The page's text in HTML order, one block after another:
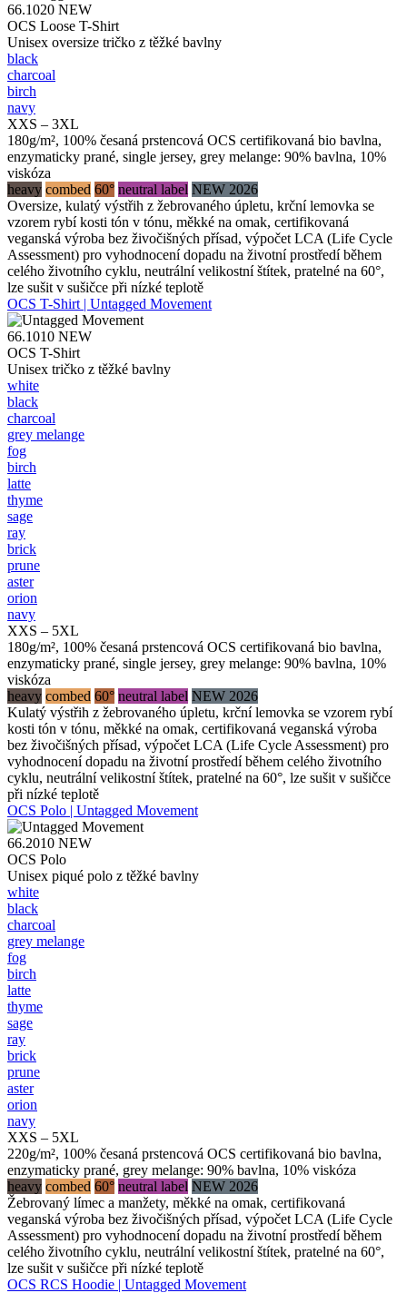
66.1020 NEW
OCS Loose T-Shirt
Unisex oversize tričko z těžké bavlny
black
charcoal
birch
navy
XXS – 3XL
180g/m², 100% česaná prstencová OCS certifikovaná bio bavlna,
enzymaticky prané, single jersey, grey melange: 90% bavlna, 10%
viskóza
heavy combed 60° neutral label NEW 2026
Oversize, kulatý výstřih z žebrovaného úpletu, krční lemovka se
vzorem rybí kosti tón v tónu, měkké na omak, certifikovaná
veganská výroba bez živočišných přísad, výpočet LCA (Life Cycle
Assessment) pro vyhodnocení dopadu na životní prostředí během
celého životního cyklu, neutrální velikostní štítek, pratelné na 60°,
lze sušit v sušičce při nízké teplotě
OCS T-Shirt | Untagged Movement
66.1010 NEW
OCS T-Shirt
Unisex tričko z těžké bavlny
white
black
charcoal
grey melange
fog
birch
latte
thyme
sage
ray
brick
prune
aster
orion
navy
XXS – 5XL
180g/m², 100% česaná prstencová OCS certifikovaná bio bavlna,
enzymaticky prané, single jersey, grey melange: 90% bavlna, 10%
viskóza
heavy combed 60° neutral label NEW 2026
Kulatý výstřih z žebrovaného úpletu, krční lemovka se vzorem rybí
kosti tón v tónu, měkké na omak, certifikovaná veganská výroba
bez živočišných přísad, výpočet LCA (Life Cycle Assessment) pro
vyhodnocení dopadu na životní prostředí během celého životního
cyklu, neutrální velikostní štítek, pratelné na 60°, lze sušit v sušičce
při nízké teplotě
OCS Polo | Untagged Movement
66.2010 NEW
OCS Polo
Unisex piqué polo z těžké bavlny
white
black
charcoal
grey melange
fog
birch
latte
thyme
sage
ray
brick
prune
aster
orion
navy
XXS – 5XL
220g/m², 100% česaná prstencová OCS certifikovaná bio bavlna,
enzymaticky prané, grey melange: 90% bavlna, 10% viskóza
heavy combed 60° neutral label NEW 2026
Žebrovaný límec a manžety, měkké na omak, certifikovaná
veganská výroba bez živočišných přísad, výpočet LCA (Life Cycle
Assessment) pro vyhodnocení dopadu na životní prostředí během
celého životního cyklu, neutrální velikostní štítek, pratelné na 60°,
lze sušit v sušičce při nízké teplotě
OCS RCS Hoodie | Untagged Movement